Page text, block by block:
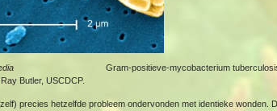
foto: WikipediaGram-positieve-mycobacterium
Butler, USCDCP.
precies hetzelfde probleem ondervonden met identieke wonden.